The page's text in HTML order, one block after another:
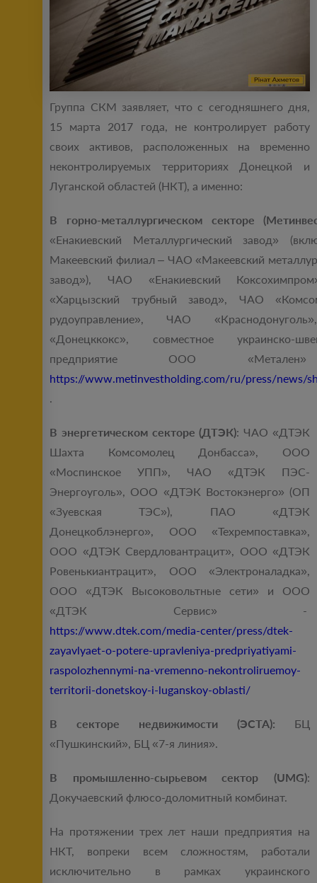
Группа СКМ заявляет, что с сегодняшнего дня,
15 марта 2017 года, не контролирует работу
своих активов, расположенных на временно
неконтролируемых территориях Донецкой и
Луганской областей (НКТ), а именно:
В горно-металлургическом секторе
«Енакиевский Металлургический завод»
Макеевский филиал – ЧАО «Макеевский
завод»), ЧАО «Енакиевский
«Харцызский трубный завод», ЧАО
рудоуправление», ЧАО
«Донецккокс», совместное украинско-
предприятие ООО
https://www.metinvestholding.com/ru/press/news/
.
В энергетическом секторе (ДТЭК): ЧАО «ДТЭК
Шахта Комсомолец Донбасса», ООО
«Моспинское УПП», ЧАО «ДТЭК ПЭС-
Энергоуголь», ООО «ДТЭК Востокэнерго» (ОП
«Зуевская ТЭС»), ПАО «ДТЭК
Донецкоблэнерго», ООО «Техремпоставка»,
ООО «ДТЭК Свердловантрацит», ООО «ДТЭК
Ровенькиантрацит», ООО «Электроналадка»,
ООО «ДТЭК Высоковольтные сети» и ООО
«ДТЭК Сервис» -
https://www.dtek.com/media-center/press/dtek-
zayavlyaet-o-potere-upravleniya-predpriyatiyami-
raspolozhennymi-na-vremenno-nekontroliruemoy-
territorii-donetskoy-i-luganskoy-oblasti/
В секторе недвижимости (ЭСТА): БЦ
«Пушкинский», БЦ «7-я линия».
В промышленно-сырьевом сектор (UMG):
Докучаевский флюсо-доломитный комбинат.
На протяжении трех лет наши предприятия на
НКТ, вопреки всем сложностям, работали
исключительно в рамках украинского